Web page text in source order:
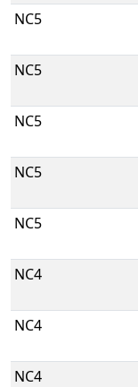
NC5
NC5
NC5
NC5
NC5
NC4
NC4
NC4